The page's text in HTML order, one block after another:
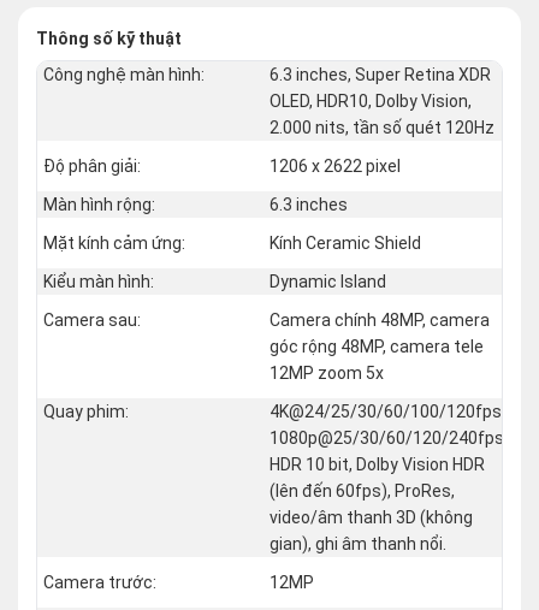
Thông số kỹ thuật
Công nghệ màn hình:
6.3 inches, Super Retina XDR
OLED, HDR10, Dolby Vision,
2.000 nits, tần số quét 120Hz
Độ phân giải:
1206 x 2622 pixel
Màn hình rộng:
6.3 inches
Mặt kính cảm ứng:
Kính Ceramic Shield
Kiểu màn hình:
Dynamic Island
Camera sau:
Camera chính 48MP, camera
góc rộng 48MP, camera tele
12MP zoom 5x
Quay phim:
4K@24/25/30/60/100/120fps,
1080p@25/30/60/120/240fps,
HDR 10 bit, Dolby Vision HDR
(lên đến 60fps), ProRes,
video/âm thanh 3D (không
gian), ghi âm thanh nổi.
Camera trước:
12MP